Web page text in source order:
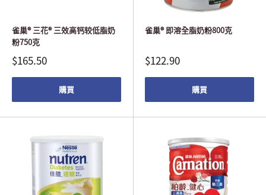
雀巢® 三花® 三效高钙较低脂奶
粉750克
$165.50
購買
雀巢® 即溶全脂奶粉800克
$122.90
購買